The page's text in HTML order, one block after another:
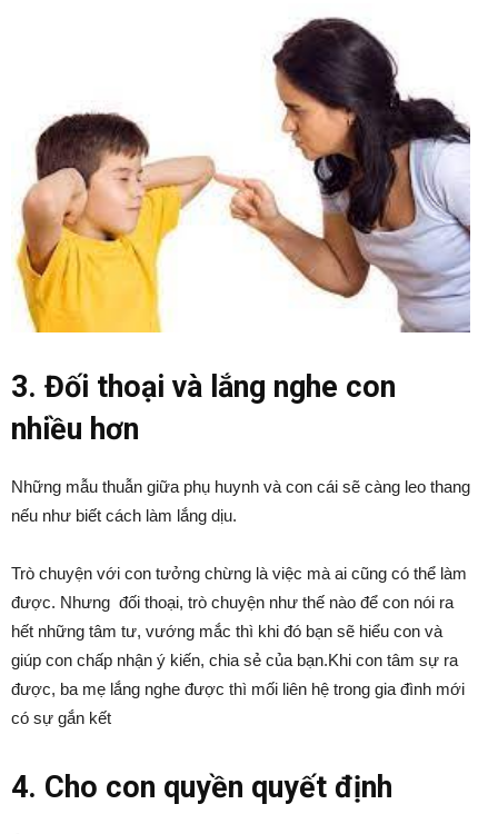
3. Đối thoại và lắng nghe con
nhiều hơn
Những mẫu thuẫn giữa phụ huynh và con cái sẽ càng leo thang
nếu như biết cách làm lắng dịu.
Trò chuyện với con tưởng chừng là việc mà ai cũng có thể làm
được. Nhưng đối thoại, trò chuyện như thế nào để con nói ra
hết những tâm tư, vướng mắc thì khi đó bạn sẽ hiểu con và
giúp con chấp nhận ý kiến, chia sẻ của bạn.Khi con tâm sự ra
được, ba mẹ lắng nghe được thì mối liên hệ trong gia đình mới
có sự gắn kết
4. Cho con quyền quyết định